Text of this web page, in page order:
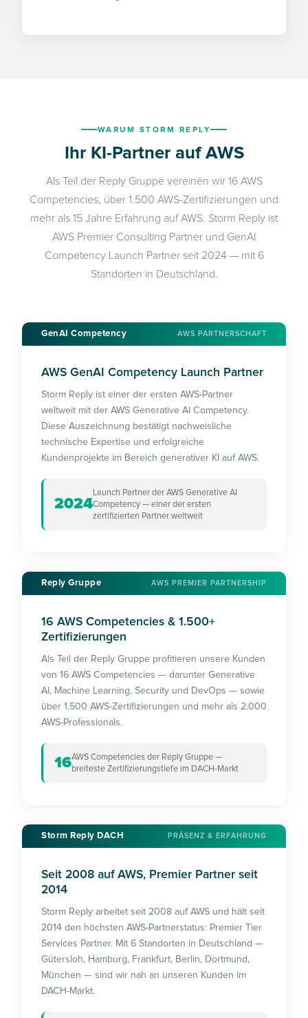
WARUM STORM REPLY
Ihr KI-Partner auf AWS
Als Teil der Reply Gruppe vereinen wir 16 AWS
Competencies, über 1.500 AWS-Zertifizierungen und
mehr als 15 Jahre Erfahrung auf AWS. Storm Reply ist
AWS Premier Consulting Partner und GenAI
Competency Launch Partner seit 2024 — mit 6
Standorten in Deutschland.
GenAI Competency AWS PARTNERSCHAFT
AWS GenAI Competency Launch Partner
Storm Reply ist einer der ersten AWS-Partner
weltweit mit der AWS Generative AI Competency.
Diese Auszeichnung bestätigt nachweisliche
technische Expertise und erfolgreiche
Kundenprojekte im Bereich generativer KI auf AWS.
2024
Launch Partner der AWS Generative AI
Competency — einer der ersten
zertifizierten Partner weltweit
Reply Gruppe AWS PREMIER PARTNERSHIP
16 AWS Competencies & 1.500+
Zertifizierungen
Als Teil der Reply Gruppe profitieren unsere Kunden
von 16 AWS Competencies — darunter Generative
AI, Machine Learning, Security und DevOps — sowie
über 1.500 AWS-Zertifizierungen und mehr als 2.000
AWS-Professionals.
16AWS Competencies der Reply Gruppe —
breiteste Zertifizierungstiefe im DACH-Markt
Storm Reply DACH PRÄSENZ & ERFAHRUNG
Seit 2008 auf AWS, Premier Partner seit
2014
Storm Reply arbeitet seit 2008 auf AWS und hält seit
2014 den höchsten AWS-Partnerstatus: Premier Tier
Services Partner. Mit 6 Standorten in Deutschland —
Gütersloh, Hamburg, Frankfurt, Berlin, Dortmund,
München — sind wir nah an unseren Kunden im
DACH-Markt.